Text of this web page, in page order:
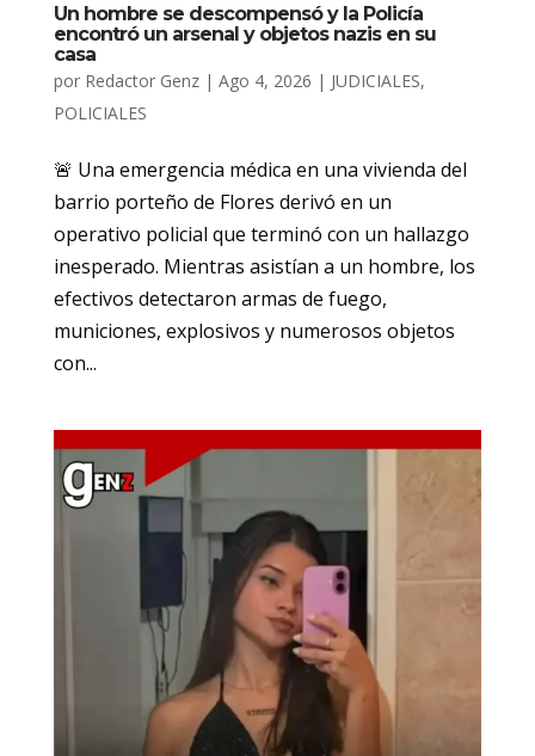
Un hombre se descompensó y la Policía
encontró un arsenal y objetos nazis en su
casa
por Redactor Genz| Ago 4, 2026 | JUDICIALES,
POLICIALES
🚨 Una emergencia médica en una vivienda del
barrio porteño de Flores derivó en un
operativo policial que terminó con un hallazgo
inesperado. Mientras asistían a un hombre, los
efectivos detectaron armas de fuego,
municiones, explosivos y numerosos objetos
con...